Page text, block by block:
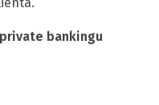
bankingu